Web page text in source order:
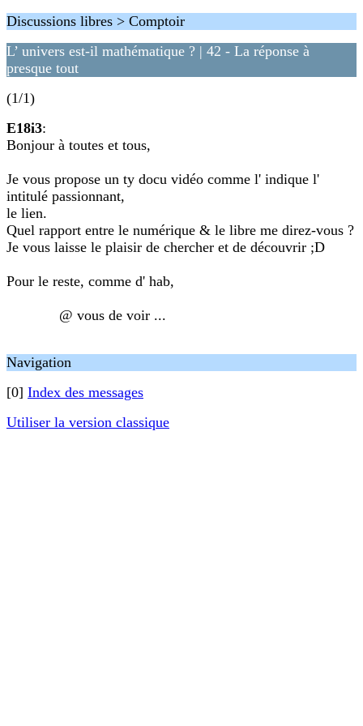
Discussions libres > Comptoir
L’ univers est-il mathématique ? | 42 - La réponse à
presque tout
(1/1)
E18i3:
Bonjour à toutes et tous,
Je vous propose un ty docu vidéo comme l' indique l'
intitulé passionnant,
le lien.
Quel rapport entre le numérique & le libre me direz-vous ?
Je vous laisse le plaisir de chercher et de découvrir ;D
Pour le reste, comme d' hab,
@ vous de voir ...
Navigation
[0] Index des messages
Utiliser la version classique